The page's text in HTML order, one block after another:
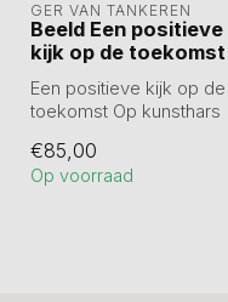
GER VAN TANKEREN
Beeld Een positieve
kijk op de toekomst
Een positieve kijk op de
toekomst Op kunsthars
Tekstplaatje? Dan wordt...
€85,00
Op voorraad